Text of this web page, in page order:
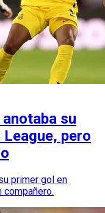
su
pero
primer gol en
compañero.